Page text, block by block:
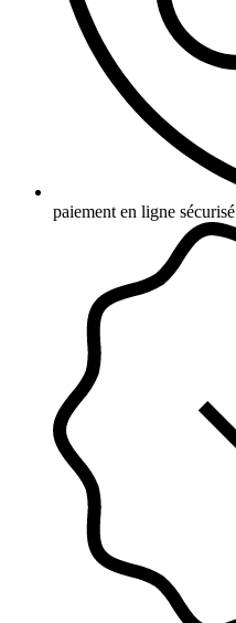
paiement en ligne sécurisé